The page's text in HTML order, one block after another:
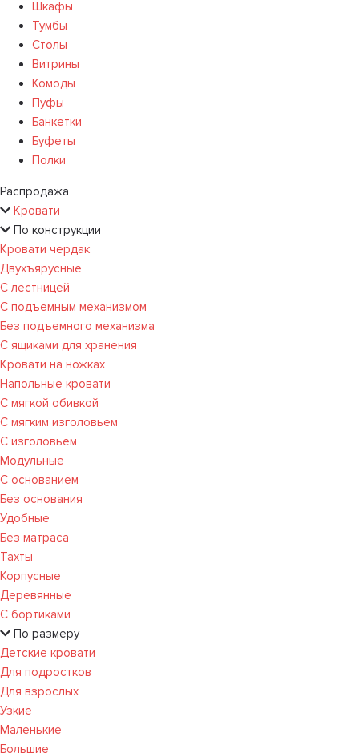
Шкафы
Тумбы
Столы
Витрины
Комоды
Пуфы
Банкетки
Буфеты
Полки
Распродажа
Кровати
По конструкции
Кровати чердак
Двухъярусные
С лестницей
С подъемным механизмом
Без подъемного механизма
С ящиками для хранения
Кровати на ножках
Напольные кровати
С мягкой обивкой
С мягким изголовьем
С изголовьем
Модульные
С основанием
Без основания
Удобные
Без матраса
Тахты
Корпусные
Деревянные
С бортиками
По размеру
Детские кровати
Для подростков
Для взрослых
Узкие
Маленькие
Большие